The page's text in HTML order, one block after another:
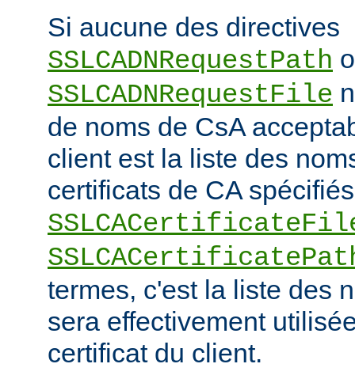
Si aucune des directives
SSLCADNRequestPath
SSLCADNRequestFile
de noms de CsA
client est la liste des
certificats de CA
termes, c'est la liste des
sera effectivement
certificat du client.